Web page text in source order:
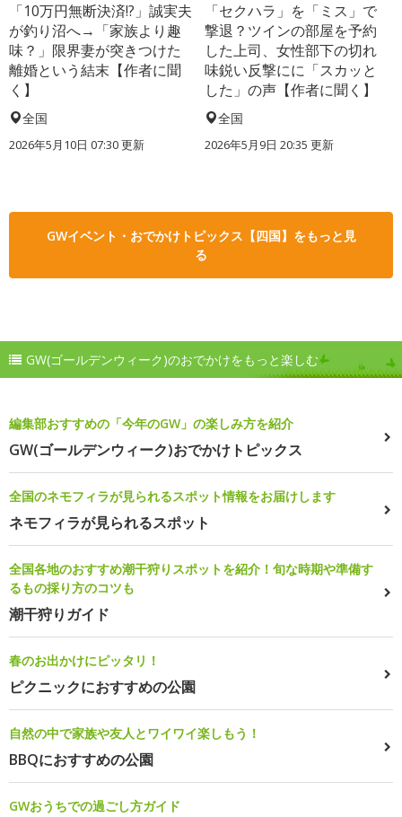
「10万円無断決済!?」誠実夫
が釣り沼へ→「家族より趣
味？」限界妻が突きつけた
離婚という結末【作者に聞
く】
全国
2026年5月10日 07:30 更新
「セクハラ」を「ミス」で
撃退？ツインの部屋を予約
した上司、女性部下の切れ
味鋭い反撃にに「スカッと
した」の声【作者に聞く】
全国
2026年5月9日 20:35 更新
GWイベント・おでかけトピックス【四国】をもっと見
る
GW(ゴールデンウィーク)のおでかけをもっと楽しむ
編集部おすすめの「今年のGW」の楽しみ方を紹介
GW(ゴールデンウィーク)おでかけトピックス
全国のネモフィラが見られるスポット情報をお届けします
ネモフィラが見られるスポット
全国各地のおすすめ潮干狩りスポットを紹介！旬な時期や準備す
るもの採り方のコツも
潮干狩りガイド
春のお出かけにピッタリ！
ピクニックにおすすめの公園
自然の中で家族や友人とワイワイ楽しもう！
BBQにおすすめの公園
GWおうちでの過ごし方ガイド